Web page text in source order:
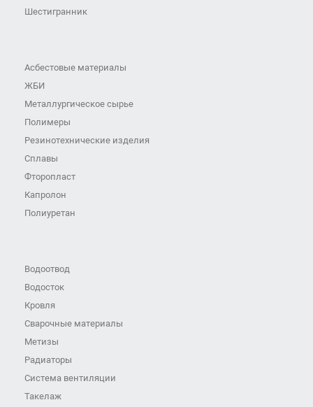
Шестигранник
Асбестовые материалы
ЖБИ
Металлургическое сырье
Полимеры
Резинотехнические изделия
Сплавы
Фторопласт
Капролон
Полиуретан
Водоотвод
Водосток
Кровля
Сварочные материалы
Метизы
Радиаторы
Система вентиляции
Такелаж